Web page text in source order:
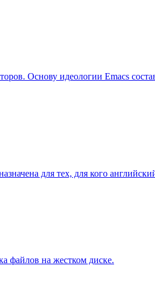
Основу идеологии Emacs
для тех, для кого
файлов на жестком диске.